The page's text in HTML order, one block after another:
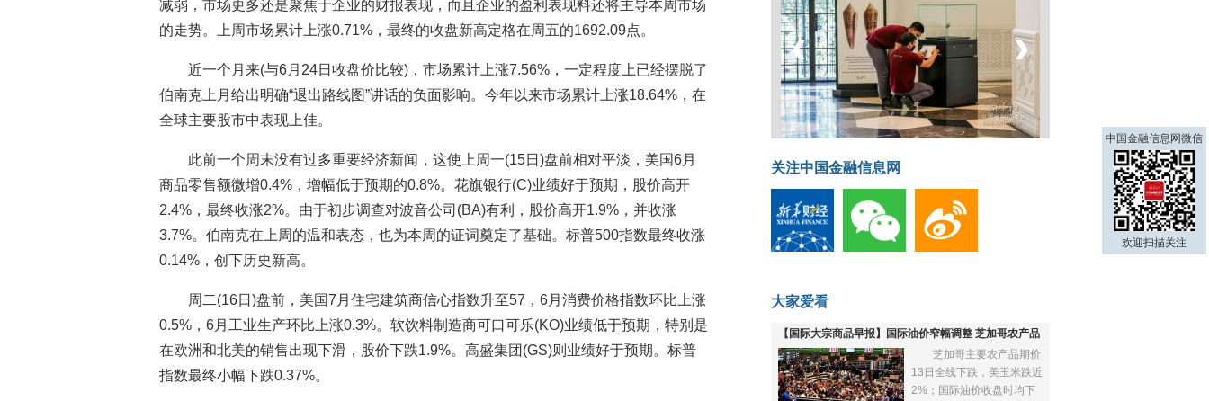
减弱，市场更多还是聚焦于企业的财报表现，而且企业的盈利表现料还将主导本周市场
的走势。上周市场累计上涨0.71%，最终的收盘新高定格在周五的1692.09点。
近一个月来(与6月24日收盘价比较)，市场累计上涨7.56%，一定程度上已经摆脱了
伯南克上月给出明确“退出路线图”讲话的负面影响。今年以来市场累计上涨18.64%，在
全球主要股市中表现上佳。
此前一个周末没有过多重要经济新闻，这使上周一(15日)盘前相对平淡，美国6月
商品零售额微增0.4%，增幅低于预期的0.8%。花旗银行(C)业绩好于预期，股价高开
2.4%，最终收涨2%。由于初步调查对波音公司(BA)有利，股价高开1.9%，并收涨
3.7%。伯南克在上周的温和表态，也为本周的证词奠定了基础。标普500指数最终收涨
0.14%，创下历史新高。
周二(16日)盘前，美国7月住宅建筑商信心指数升至57，6月消费价格指数环比上涨
0.5%，6月工业生产环比上涨0.3%。软饮料制造商可口可乐(KO)业绩低于预期，特别是
在欧洲和北美的销售出现下滑，股价下跌1.9%。高盛集团(GS)则业绩好于预期。标普
指数最终小幅下跌0.37%。
菲律宾：防疫降级
‹ ›
关注中国金融信息网
大家爱看
【国际大宗商品早报】国际油价窄幅调整 芝加哥农产品
全线下跌
芝加哥主要农产品期价
13日全线下跌，美玉米跌近
2%；国际油价收盘时均下
中国金融信息网微信
欢迎扫描关注